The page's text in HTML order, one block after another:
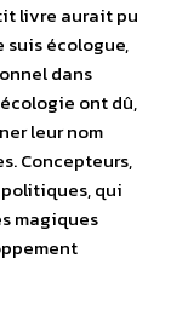
livre aurait pu
suis écologue,
dans
ont dû,
leur nom
Concepteurs,
qui
magiques